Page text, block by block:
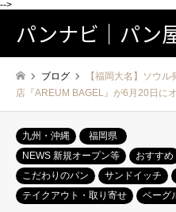
-->
パンナビ｜パン
ブログ
【福岡大名】ソウ
店『AREUM BAGEL』が6月20日に
九州・沖縄
福岡県
NEWS 新規オープン等
おすすめ
こだわりのパン
サンドイッチ
テイクアウト・取り寄せ
ベーグ